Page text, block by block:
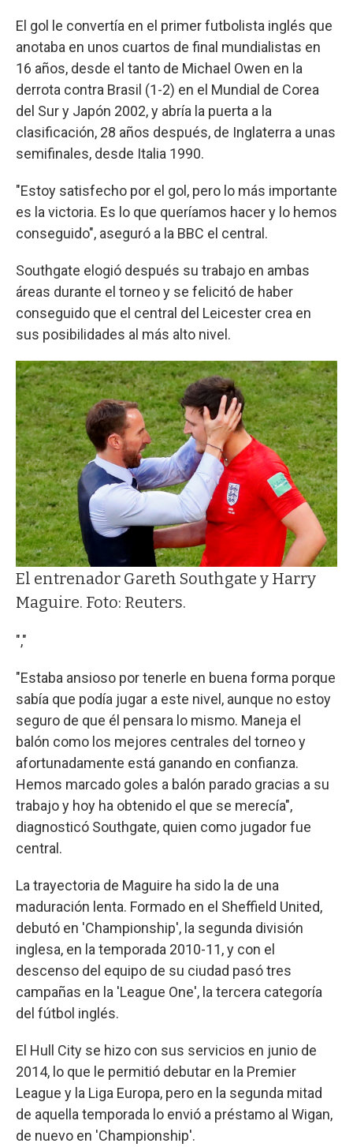
El gol le convertía en el primer futbolista inglés que
anotaba en unos cuartos de final mundialistas en
16 años, desde el tanto de Michael Owen en la
derrota contra Brasil (1-2) en el Mundial de Corea
del Sur y Japón 2002, y abría la puerta a la
clasificación, 28 años después, de Inglaterra a unas
semifinales, desde Italia 1990.
"Estoy satisfecho por el gol, pero lo más importante
es la victoria. Es lo que queríamos hacer y lo hemos
conseguido", aseguró a la BBC el central.
Southgate elogió después su trabajo en ambas
áreas durante el torneo y se felicitó de haber
conseguido que el central del Leicester crea en
sus posibilidades al más alto nivel.
El entrenador Gareth Southgate y Harry
Maguire. Foto: Reuters.
","
"Estaba ansioso por tenerle en buena forma porque
sabía que podía jugar a este nivel, aunque no estoy
seguro de que él pensara lo mismo. Maneja el
balón como los mejores centrales del torneo y
afortunadamente está ganando en confianza.
Hemos marcado goles a balón parado gracias a su
trabajo y hoy ha obtenido el que se merecía",
diagnosticó Southgate, quien como jugador fue
central.
La trayectoria de Maguire ha sido la de una
maduración lenta. Formado en el Sheffield United,
debutó en 'Championship', la segunda división
inglesa, en la temporada 2010-11, y con el
descenso del equipo de su ciudad pasó tres
campañas en la 'League One', la tercera categoría
del fútbol inglés.
El Hull City se hizo con sus servicios en junio de
2014, lo que le permitió debutar en la Premier
League y la Liga Europa, pero en la segunda mitad
de aquella temporada lo envió a préstamo al Wigan,
de nuevo en 'Championship'.